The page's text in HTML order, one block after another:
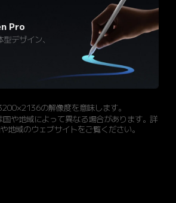
Pro
デザイン、
の解像度を意味します。
や地域によって異なる場合があります。詳
地域のウェブサイトをご覧ください。